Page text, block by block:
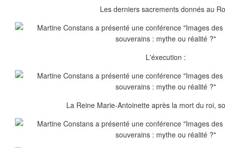
Les derniers sacrements donnés au
L'éxecution :
La Reine Marie-Antoinette après la mort du roi,